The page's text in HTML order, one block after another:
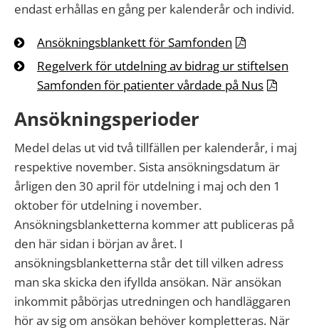
endast erhållas en gång per kalenderår och individ.
Ansökningsblankett för Samfonden
Regelverk för utdelning av bidrag ur stiftelsen
Samfonden för patienter vårdade på Nus
Ansökningsperioder
Medel delas ut vid två tillfällen per kalenderår, i maj
respektive november. Sista ansökningsdatum är
årligen den 30 april för utdelning i maj och den 1
oktober för utdelning i november.
Ansökningsblanketterna kommer att publiceras på
den här sidan i början av året. I
ansökningsblanketterna står det till vilken adress
man ska skicka den ifyllda ansökan. När ansökan
inkommit påbörjas utredningen och handläggaren
hör av sig om ansökan behöver kompletteras. När